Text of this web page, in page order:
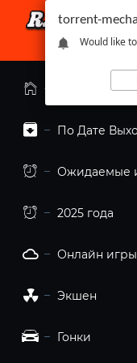
Главная
По Дате
Ожидаемые
2025 года
Онлайн игры
Экшен
Гонки
torrent-
Would like